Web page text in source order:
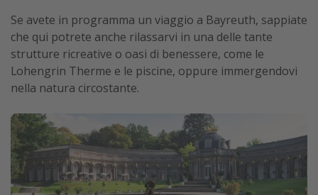
Se avete in programma un viaggio a Bayreuth, sappiate
che qui potrete anche rilassarvi in una delle tante
strutture ricreative o oasi di benessere, come le
Lohengrin Therme e le piscine, oppure immergendovi
nella natura circostante.